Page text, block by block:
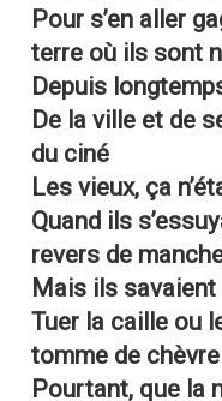
Pour s’en aller
terre où ils sont
Depuis
De la ville et de
du ciné
Les vieux, ça
Quand ils
revers de
Mais ils
Tuer la caille ou
tomme de chèvre
Pourtant, que la